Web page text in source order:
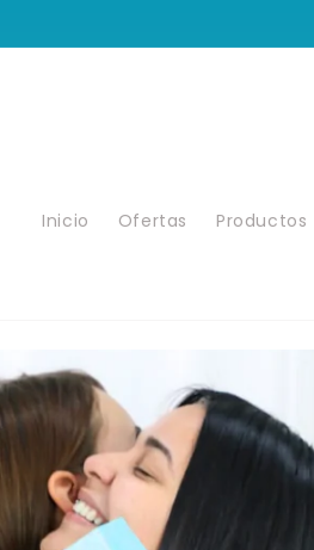
Inicio Ofertas Productos